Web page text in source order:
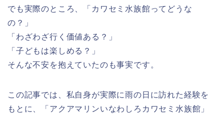
でも実際のところ、「カワセミ水族館ってどうな
の？」
「わざわざ行く価値ある？」
「子どもは楽しめる？」
そんな不安を抱えていたのも事実です。
この記事では、私自身が実際に雨の日に訪れた経験を
もとに、「アクアマリンいなわしろカワセミ水族館」